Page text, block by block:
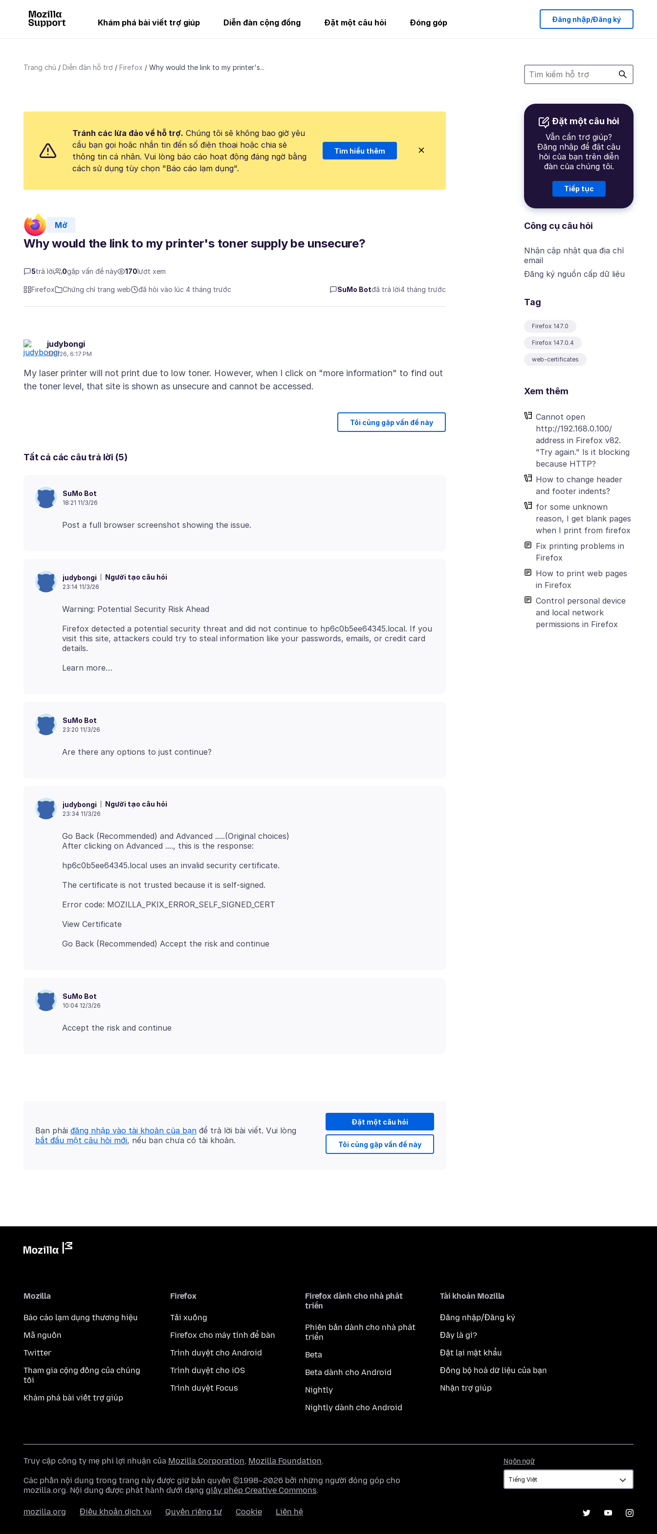
Khám phá bài viết trợ giúp Diễn đàn cộng đồng Đặt một câu hỏi Đóng góp Đăng nhập/Đăng ký
Trang chủ Diễn đàn hỗ trợ Firefox Why would the link to my printer's...
Đặt một câu hỏi
Vẫn cần trợ giúp?
Đăng nhập để đặt câu
hỏi của bạn trên diễn
đàn của chúng tôi.
Tiếp tục
Công cụ câu hỏi
Nhận cập nhật qua địa chỉ
email
Đăng ký nguồn cấp dữ liệu
Tag
Firefox 147.0
Firefox 147.0.4
web-certificates
Xem thêm
Cannot open
http://192.168.0.100/
address in Firefox v82.
"Try again." Is it blocking
because HTTP?
How to change header
and footer indents?
for some unknown
reason, I get blank pages
when I print from firefox
Fix printing problems in
Firefox
How to print web pages
in Firefox
Control personal device
and local network
permissions in Firefox
Tránh các lừa đảo về hỗ trợ. Chúng tôi sẽ không bao giờ yêu
cầu bạn gọi hoặc nhắn tin đến số điện thoại hoặc chia sẻ
thông tin cá nhân. Vui lòng báo cáo hoạt động đáng ngờ bằng
cách sử dụng tùy chọn "Báo cáo lạm dụng".
Tìm hiểu thêm
Mở
Why would the link to my printer's toner supply be unsecure?
5trả lời 0gặp vấn đề này 170 lượt xem
Firefox Chứng chỉ trang web đã hỏi vào lúc 4 tháng trước SuMo Botđã trả lời4 tháng trước
judybongi
3/11/26, 6:17 PM
My laser printer will not print due to low toner. However, when I click on "more information" to find out
Tôi cũng gặp vấn đề này
Tất cả các câu trả lời (5)
SuMo Bot
18:21 11/3/26
judybongi Người tạo câu hỏi
23:14 11/3/26
Firefox detected a potential security threat and did not continue to hp6c0b5ee64345.local. If you
visit this site, attackers could try to steal information like your passwords, emails, or credit card
SuMo Bot
23:20 11/3/26
judybongi Người tạo câu hỏi
23:34 11/3/26
Go Back (Recommended) and Advanced .....(Original choices)
SuMo Bot
10:04 12/3/26
Đặt một câu hỏi
Tôi cũng gặp vấn đề này
Bạn phải đăng nhập vào tài khoản của bạn để trả lời bài viết. Vui lòng
bắt đầu một câu hỏi mới, nếu bạn chưa có tài khoản.
Mozilla
Báo cáo lạm dụng thương hiệu
Mã nguồn
Twitter
Tham gia cộng đồng của chúng
tôi
Khám phá bài viết trợ giúp
Firefox
Tải xuống
Firefox cho máy tính để bàn
Trình duyệt cho Android
Trình duyệt cho iOS
Trình duyệt Focus
Firefox dành cho nhà phát
triển
Phiên bản dành cho nhà phát
triển
Beta
Beta dành cho Android
Nightly
Nightly dành cho Android
Tài khoản Mozilla
Đăng nhập/Đăng ký
Đây là gì?
Đặt lại mật khẩu
Đồng bộ hoá dữ liệu của bạn
Nhận trợ giúp
Ngôn ngữ
ngữ
Truy cập công ty mẹ phi lợi nhuận của Mozilla Corporation, Mozilla Foundation.
Các phần nội dung trong trang này được giữ bản quyền ©1998–2026 bởi những người đóng góp cho
mozilla.org. Nội dung được phát hành dưới dạng giấy phép Creative Commons.
mozilla.org Điều khoản dịch vụ Quyền riêng tư Cookie Liên hệ